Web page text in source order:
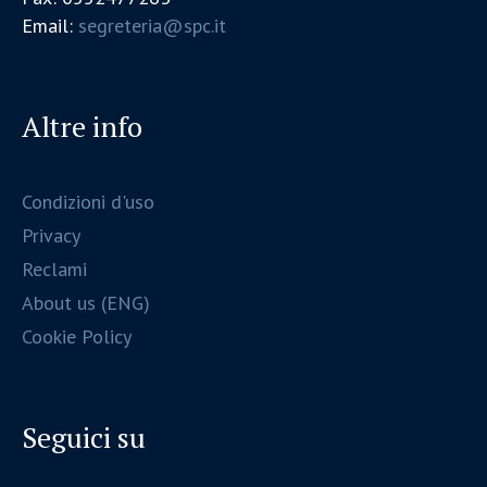
Email: segreteria@spc.it
Altre info
Condizioni d'uso
Privacy
Reclami
About us (ENG)
Cookie Policy
Seguici su